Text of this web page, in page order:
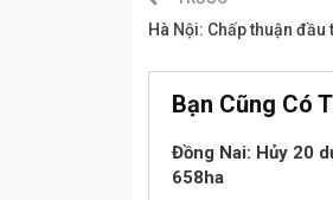
Hà Nội: Chấp thuận đầu
Bạn Cũng Có
Đồng Nai: Hủy 20
658ha